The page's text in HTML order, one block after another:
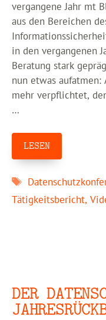
vergangene Jahr mt
aus den Bereichen
in den vergangenen
Beratung stark
nun etwas
mehr verpflichtet,
…
LESEN
Schlagwörter
Tätigkeitsbericht,
DER